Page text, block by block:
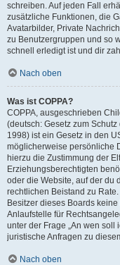
schreiben. Auf jeden Fall
zusätzliche Funktionen, die
Avatarbilder, Private
zu Benutzergruppen und so
schnell erledigt ist und dir
Nach oben
Was ist COPPA?
COPPA, ausgeschrieben
(deutsch: Gesetz zum
1998) ist ein Gesetz in den
möglicherweise persönliche
hierzu die Zustimmung der
Erziehungsberechtigten
oder die Website, auf der du
rechtlichen Beistand zu
Besitzer dieses Boards
Anlaufstelle für
unter der Frage „An wen
juristische Anfragen zu
Nach oben